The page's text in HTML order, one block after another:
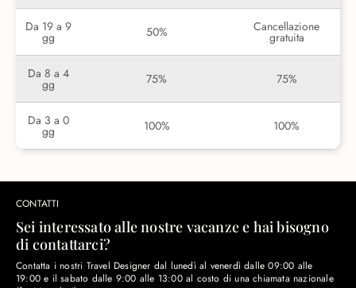
Da 19 a 9
gg 50% Cancellazione
gratuita
Da 8 a 4
gg 75% 75%
Da 3 a 0
gg 100% 100%
CONTATTI
Sei interessato alle nostre vacanze e hai bisogno
di contattarci?
Contatta i nostri Travel Designer dal lunedì al venerdì dalle 09:00 alle
19:00 e il sabato dalle 9:00 alle 13:00 al costo di una chiamata nazionale